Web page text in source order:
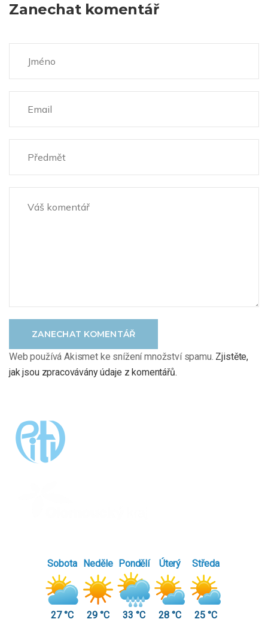
Zanechat komentář
ZANECHAT KOMENTÁŘ
Web používá Akismet ke snížení množství spamu. Zjistěte,
jak jsou zpracovávány údaje z komentářů.
Sobota
27 °C
Neděle
29 °C
Pondělí
33 °C
Úterý
28 °C
Středa
25 °C